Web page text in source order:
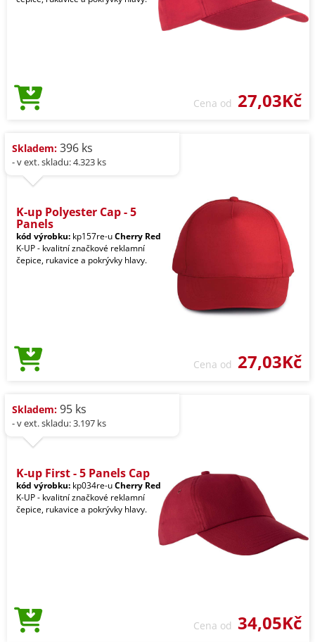
Cena od 27,03Kč
Skladem: 396 ks
- v ext. skladu: 4.323 ks
K-up Polyester Cap - 5
Panels
kód výrobku: kp157re-uCherry Red
K-UP - kvalitní značkové reklamní
čepice, rukavice a pokrývky hlavy.
Cena od 27,03Kč
Skladem: 95 ks
- v ext. skladu: 3.197 ks
K-up First - 5 Panels Cap
kód výrobku: kp034re-uCherry Red
K-UP - kvalitní značkové reklamní
čepice, rukavice a pokrývky hlavy.
Cena od 34,05Kč